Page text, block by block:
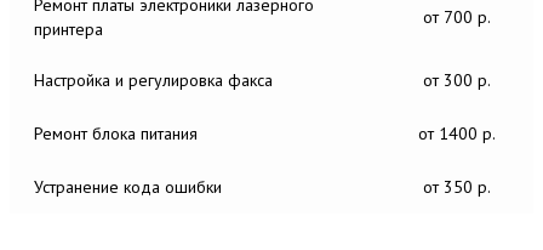
Ремонт платы электроники лазерного
принтера
от 700 р.
Настройка и регулировка факса от 300 р.
Ремонт блока питания от 1400 р.
Устранение кода ошибки от 350 р.